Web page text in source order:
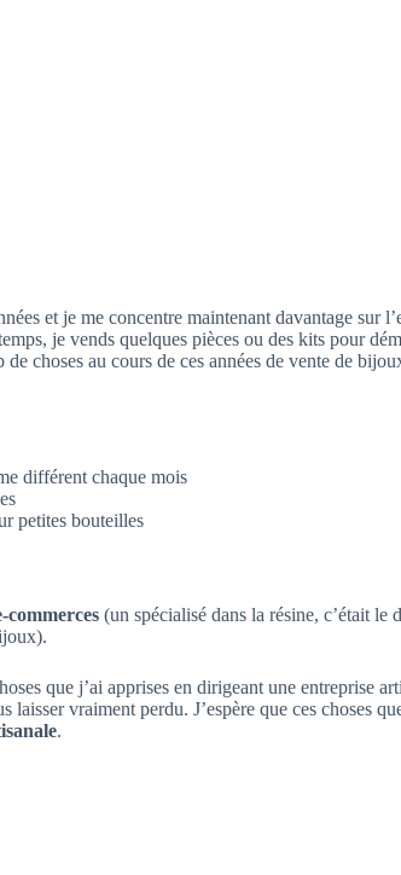
et je me concentre maintenant davantage sur
je vends quelques pièces ou des kits pour
choses au cours de ces années de vente de
différent chaque mois
petites bouteilles
commerces (un spécialisé dans la résine, c’était le
que j’ai apprises en dirigeant une entreprise
laisser vraiment perdu. J’espère que ces choses
.